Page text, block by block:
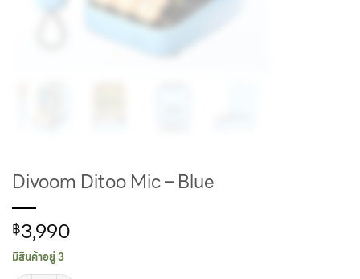
Divoom Ditoo Mic – Blue
฿3,990
มีสินค้าอยู่ 3